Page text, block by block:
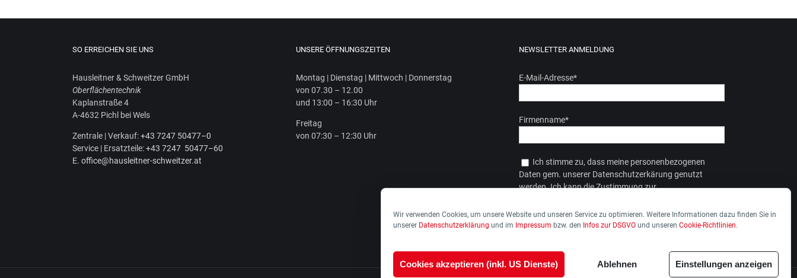
Wir verwenden Cookies, um unsere Website und unseren Service zu optimieren. Weitere Informationen dazu finden Sie in
unserer Datenschutzerklärung und im Impressum bzw. den Infos zur DSGVO und unseren Cookie-Richtlinien.
Cookies akzeptieren (inkl. US Dienste) Ablehnen Einstellungen anzeigen
SO ERREICHEN SIE UNS
Haus­leit­ner & Schweit­zer GmbH
Ober­flä­chen­tech­nik
Kaplan­stra­ße 4
A‑4632 Pichl bei Wels
Zen­tra­le | Ver­kauf:+43 7247 50477–0
Ser­vice | Ersatz­tei­le:+43 7247 50477–60
E. office@hausleitner-schweitzer.at
UNSERE ÖFFNUNGSZEITEN
Mon­tag | Diens­tag | Mitt­woch | Donnerstag
von 07.30 – 12.00
und 13:00 – 16:30 Uhr
Frei­tag
von 07:30 – 12:30 Uhr
NEWSLETTER ANMELDUNG
E-Mail-Adresse*
Firmenname*
Ich stimme zu, dass meine personenbezogenen
Daten gem. unserer Datenschutzerkärung genutzt
werden. Ich kann die Zustimmung zur